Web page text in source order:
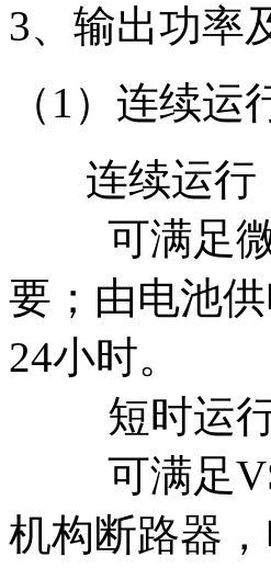
3、输出功率
（1）连续运
连续运行
可满足微
要；由电池
24小时。
短时运行
可满足VS1
机构断路器